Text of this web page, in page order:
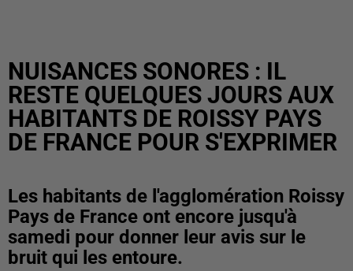
NUISANCES SONORES : IL
RESTE QUELQUES JOURS AUX
HABITANTS DE ROISSY PAYS
DE FRANCE POUR S'EXPRIMER
Les habitants de l'agglomération Roissy
Pays de France ont encore jusqu'à
samedi pour donner leur avis sur le
bruit qui les entoure.